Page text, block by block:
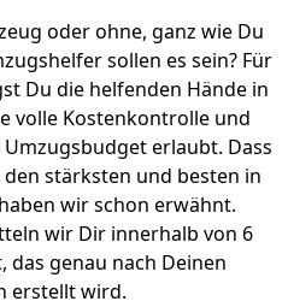
oder ohne, ganz wie Du
sollen es sein? Für
Du die helfenden Hände in
volle Kostenkontrolle und
erlaubt. Dass
stärksten und besten in
wir schon erwähnt.
wir Dir innerhalb von 6
das genau nach Deinen
erstellt wird.